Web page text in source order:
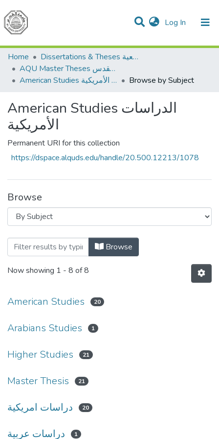
Log In (current)
Communities & Collections
All of DSpace
Home
Dissertations & Theses الرسائل الجامعية
AQU Master Theses الرسائل الجامعية الخاصة بجامعة القدس
American Studies الدراسات الأمريكية
Browse by Subject
American Studies الدراسات
الأمريكية
Permanent URI for this collection
https://dspace.alquds.edu/handle/20.500.12213/1078
Browse
Browse
Now showing 1 - 8 of 8
American Studies 20
Arabians Studies 1
Higher Studies 21
Master Thesis 21
دراسات امريكية 20
دراسات عربية 1